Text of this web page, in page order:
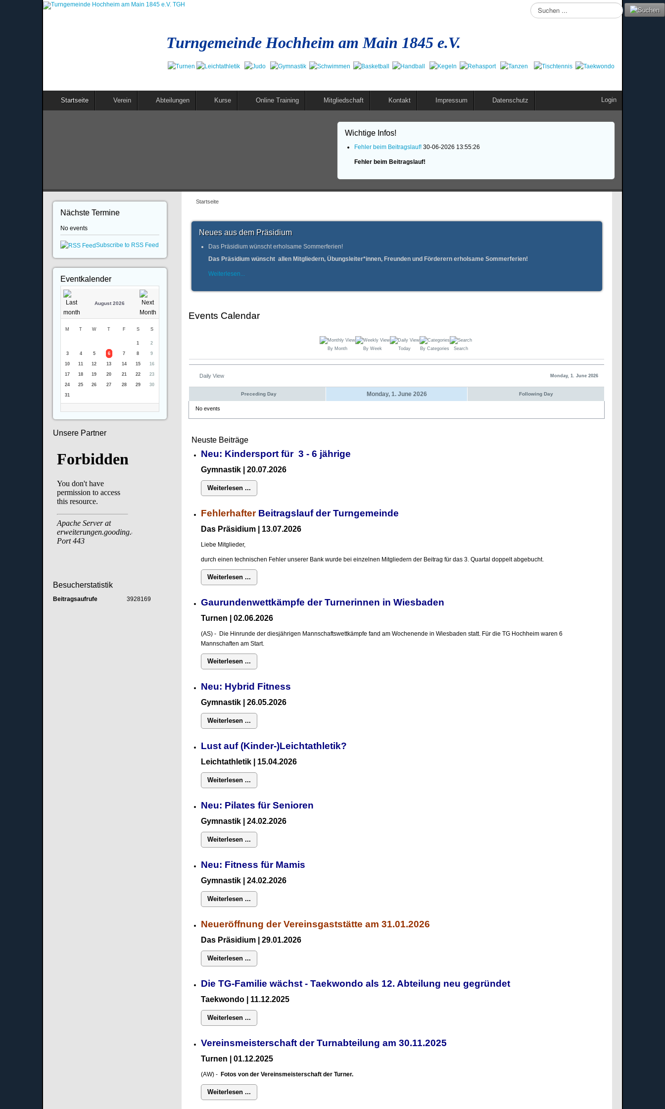
Suchen
...
Turngemeinde Hochheim am Main 1845 e.V.
Startseite Verein Abteilungen Kurse Online Training Mitgliedschaft Kontakt Impressum Datenschutz Login
Wichtige Infos!
Fehler beim Beitragslauf! 30-06-2026 13:55:26
Fehler beim Beitragslauf!
Startseite
Neues aus dem Präsidium
Das Präsidium wünscht erholsame Sommerferien!
Das Präsidium wünscht allen Mitgliedern, Übungsleiter*innen, Freunden und Förderern erholsame Sommerferien!
Weiterlesen...
Events Calendar
By Month By Week Today By Categories Search
Daily View Monday, 1. June 2026
Preceding Day Monday, 1. June 2026 Following Day
No events
Neuste Beiträge
Neu: Kindersport für 3 - 6 jährige
Gymnastik | 20.07.2026
Weiterlesen ...
FehlerhafterBeitragslauf der Turngemeinde
Das Präsidium | 13.07.2026
Liebe Mitglieder,
durch einen technischen Fehler unserer Bank wurde bei einzelnen Mitgliedern der Beitrag für das 3. Quartal doppelt abgebucht.
Weiterlesen ...
Gaurundenwettkämpfe der Turnerinnen in Wiesbaden
Turnen | 02.06.2026
(AS) - Die Hinrunde der diesjährigen Mannschaftswettkämpfe fand am Wochenende in Wiesbaden statt. Für die TG Hochheim waren 6
Mannschaften am Start.
Weiterlesen ...
Neu: Hybrid Fitness
Gymnastik | 26.05.2026
Weiterlesen ...
Lust auf (Kinder-)Leichtathletik?
Leichtathletik | 15.04.2026
Weiterlesen ...
Neu: Pilates für Senioren
Gymnastik | 24.02.2026
Weiterlesen ...
Neu: Fitness für Mamis
Gymnastik | 24.02.2026
Weiterlesen ...
Neueröffnung der Vereinsgaststätte am 31.01.2026
Das Präsidium | 29.01.2026
Weiterlesen ...
Die TG-Familie wächst - Taekwondo als 12. Abteilung neu gegründet
Taekwondo | 11.12.2025
Weiterlesen ...
Vereinsmeisterschaft der Turnabteilung am 30.11.2025
Turnen | 01.12.2025
(AW) -Fotos von der Vereinsmeisterschaft der Turner.
Weiterlesen ...
Nächste Termine
No events
Subscribe to RSS Feed
Eventkalender
August 2026
M T W T F S S
1 2
3 4 5 6 7 8 9
10 11 12 13 14 15 16
17 18 19 20 21 22 23
24 25 26 27 28 29 30
31
Unsere Partner
Besucherstatistik
Beitragsaufrufe 3928169